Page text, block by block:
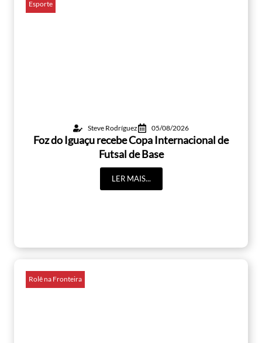
Esporte
Steve Rodríguez 05/08/2026
Foz do Iguaçu recebe Copa Internacional de
Futsal de Base
LER MAIS...
Rolê na Fronteira